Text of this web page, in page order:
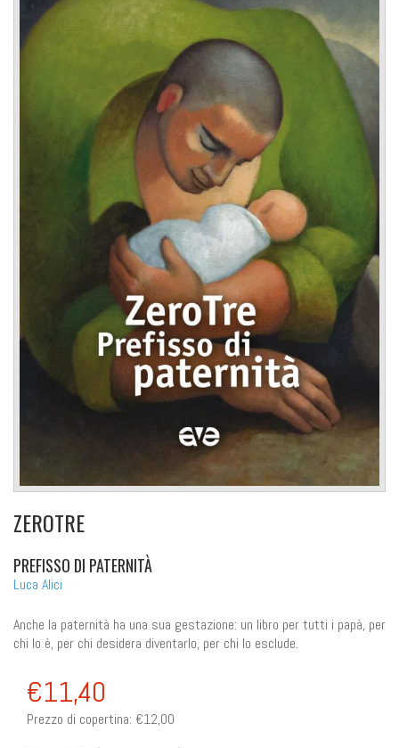
ZEROTRE
PREFISSO DI PATERNITÀ
Luca Alici
Anche la paternità ha una sua gestazione: un libro per tutti i papà, per
chi lo è, per chi desidera diventarlo, per chi lo esclude.
€11,40
Prezzo di copertina: €12,00